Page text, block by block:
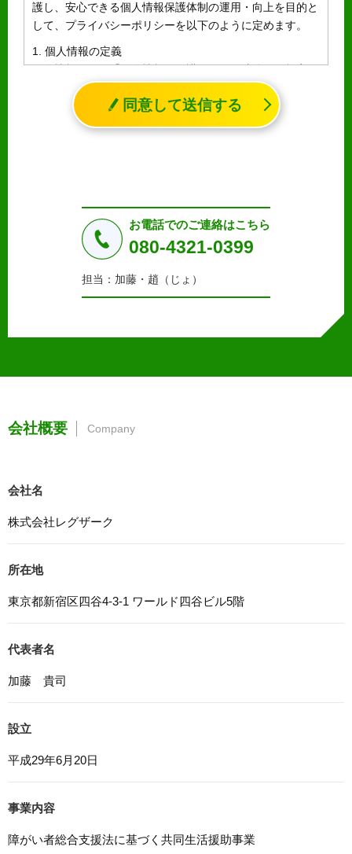
護し、安心できる個人情報保護体制の運用・向上を目的と
して、プライバシーポリシーを以下のように定めます。
1. 個人情報の定義
個人情報とは、「個人情報の保護に関する法律」に規定さ
れる生存する個人に関する情報であって、氏名、生年月日
その他の記述等により特定の個人を識別することができる
情報（個人識別情報）を指します。
法令により許された場合を除き、個人情報を第三者に提供
しません。
a.応募者等からのお問い合わせに対応・管理するため
b.本ウェブサイトにおけるサービスの提供・運用のため
c.重要なお知らせなど必要に応じたご連絡のため
d.上記の利用目的に付随する目的
プライバシーを尊重し、収集した個人情報に対し、開示、
間、妥当な範囲内でこれに応じます。
応募者等の個人情報の取得、利用その他一切の取り扱いに
ついて、個人情報の保護に関する法律、その他の関連法
応募者等の個人情報を正確かつ最新の内容に保つよう努め
るとともに、不正なアクセス、改ざん、漏えい、滅失及び
6. Cookieについて
本ウェブサイトでは、一部のコンテンツにおいてCookieを
利用しています。 Cookieとは、webコンテンツへのアク
らCookieを無効にすることが可能です。
7. アクセス解析ツールについて
は匿名で収集されており、個人を特定するものではありま
ることが出来ます。
本プライバシーポリシーの内容は、法令その他本プライバ
同意して送信する
お電話でのご連絡はこちら
080-4321-0399
担当：加藤・趙（じょ）
会社概要 Company
会社名
株式会社レグザーク
所在地
東京都新宿区四谷4-3-1 ワールド四谷ビル5階
代表者名
加藤 貴司
設立
平成29年6月20日
事業内容
障がい者総合支援法に基づく共同生活援助事業